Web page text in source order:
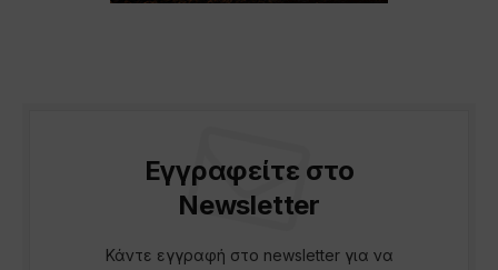
Εγγραφείτε στο
Newsletter
Κάντε εγγραφή στο newsletter για να